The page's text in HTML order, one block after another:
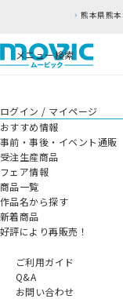
熊本県熊本
メニュー検索
ログイン / マイページ
おすすめ情報
事前・事後・イベント通販
受注生産商品
フェア情報
商品一覧
作品名から探す
新着商品
好評により再販売！
ご利用ガイド
Q&A
お問い合わせ